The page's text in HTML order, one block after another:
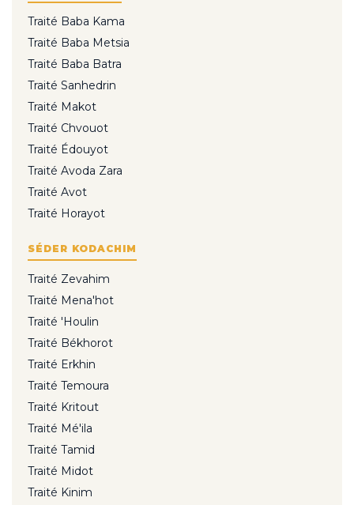
Traité Baba Kama
Traité Baba Metsia
Traité Baba Batra
Traité Sanhedrin
Traité Makot
Traité Chvouot
Traité Édouyot
Traité Avoda Zara
Traité Avot
Traité Horayot
SÉDER KODACHIM
Traité Zevahim
Traité Mena'hot
Traité 'Houlin
Traité Békhorot
Traité Erkhin
Traité Temoura
Traité Kritout
Traité Mé'ila
Traité Tamid
Traité Midot
Traité Kinim